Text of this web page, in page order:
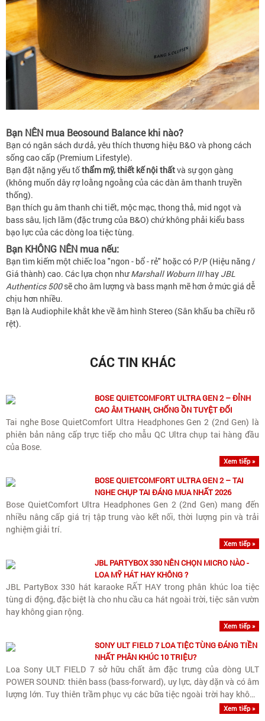
Bạn NÊN mua Beosound Balance khi nào?
Bạn có ngân sách dư dả, yêu thích thương hiệu B&O và phong cách
sống cao cấp (Premium Lifestyle).
Bạn đặt nặng yếu tốthẩm mỹ, thiết kế nội thấtvà sự gọn gàng
(không muốn dây rợ loằng ngoằng của các dàn âm thanh truyền
thống).
Bạn thích gu âm thanh chi tiết, mộc mạc, thong thả, mid ngọt và
bass sâu, lịch lãm (đặc trưng của B&O) chứ không phải kiểu bass
bạo lực của các dòng loa tiệc tùng.
Bạn KHÔNG NÊN mua nếu:
Bạn tìm kiếm một chiếc loa "ngon - bổ - rẻ" hoặc có P/P (Hiệu năng /
Giá thành) cao. Các lựa chọn nhưMarshall Woburn IIIhay JBL
Authentics 500sẽ cho âm lượng và bass mạnh mẽ hơn ở mức giá dễ
chịu hơn nhiều.
Bạn là Audiophile khắt khe về âm hình Stereo (Sân khấu ba chiều rõ
rệt).
CÁC TIN KHÁC
BOSE QUIETCOMFORT ULTRA GEN 2 – ĐỈNH
CAO ÂM THANH, CHỐNG ỒN TUYỆT ĐỐI
Tai nghe Bose QuietComfort Ultra Headphones Gen 2 (2nd Gen) là
phiên bản nâng cấp trực tiếp cho mẫu QC Ultra chụp tai hàng đầu
của Bose.
Xem tiếp »
BOSE QUIETCOMFORT ULTRA GEN 2 – TAI
NGHE CHỤP TAI ĐÁNG MUA NHẤT 2026
Bose QuietComfort Ultra Headphones Gen 2 (2nd Gen) mang đến
nhiều nâng cấp giá trị tập trung vào kết nối, thời lượng pin và trải
nghiệm giải trí.
Xem tiếp »
JBL PARTYBOX 330 NÊN CHỌN MICRO NÀO -
LOA MỸ HÁT HAY KHÔNG ?
JBL PartyBox 330 hát karaoke RẤT HAY trong phân khúc loa tiệc
tùng di động, đặc biệt là cho nhu cầu ca hát ngoài trời, tiệc sân vườn
hay không gian rộng.
Xem tiếp »
SONY ULT FIELD 7 LOA TIỆC TÙNG ĐÁNG TIỀN
NHẤT PHÂN KHÚC 10 TRIỆU?
Loa Sony ULT FIELD 7 sở hữu chất âm đặc trưng của dòng ULT
POWER SOUND: thiên bass (bass-forward), uy lực, dày dặn và có âm
lượng lớn. Tuy thiên trầm phục vụ các bữa tiệc ngoài trời hay không
Xem tiếp »